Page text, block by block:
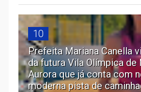
10
Prefeita Mariana Canella
da futura Vila Olímpica de
Aurora que já conta com
moderna pista de